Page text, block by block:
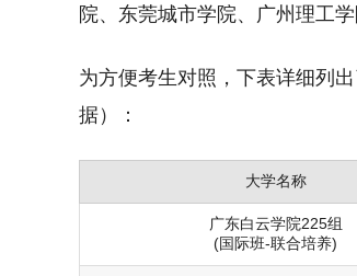
院、东莞城市学院、广州理工
为方便考生对照，下表详细列
据）：
大学名称
广东白云学院225组
(国际班-联合培养)